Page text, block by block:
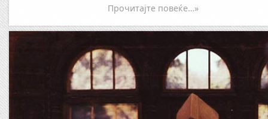
Прочитајте повеќе…»